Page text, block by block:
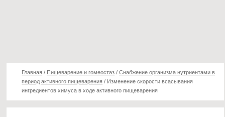
Главная / Пищеварение и гомеостаз /Снабжение организма нутриентами в
период активного пищеварения / Изменение скорости всасывания
ингредиентов химуса в ходе активного пищеварения